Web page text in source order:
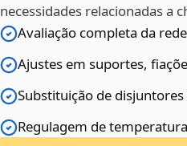
necessidades relacionadas a
Avaliação completa da
Ajustes em suportes,
Substituição de
Regulagem de